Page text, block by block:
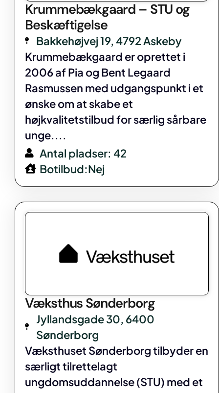
Krummebækgaard – STU og
Beskæftigelse
Bakkehøjvej 19, 4792 Askeby
Krummebækgaard er oprettet i
2006 af Pia og Bent Legaard
Rasmussen med udgangspunkt i et
ønske om at skabe et
højkvalitetstilbud for særlig sårbare
unge....
Antal pladser: 42
Botilbud:Nej
Væksthus Sønderborg
Jyllandsgade 30, 6400
Sønderborg
Væksthuset Sønderborg tilbyder en
særligt tilrettelagt
ungdomsuddannelse (STU) med et